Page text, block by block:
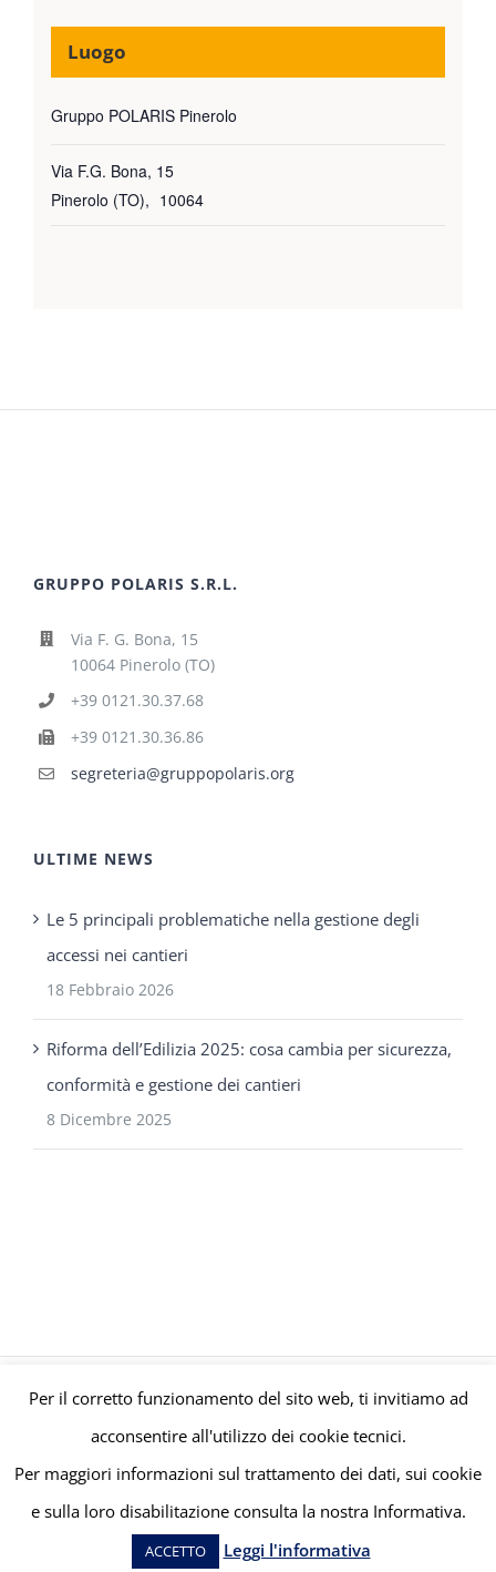
Luogo
Gruppo POLARIS Pinerolo
Via F.G. Bona, 15
Pinerolo (TO), 10064
GRUPPO POLARIS S.R.L.
Via F. G. Bona, 15
10064 Pinerolo (TO)
+39 0121.30.37.68
+39 0121.30.36.86
segreteria@gruppopolaris.org
ULTIME NEWS
Le 5 principali problematiche nella gestione degli
accessi nei cantieri
18 Febbraio 2026
Riforma dell’Edilizia 2025: cosa cambia per sicurezza,
conformità e gestione dei cantieri
8 Dicembre 2025
© Gruppo Polaris P.IVA C.F. Iscriz. CCIAA 08671820010 |Privacy e
Cookie Policy | Powered bymeltingmedia.it
FacebookLinkedInYouTube
Per il corretto funzionamento del sito web, ti invitiamo ad
acconsentire all'utilizzo dei cookie tecnici.
Per maggiori informazioni sul trattamento dei dati, sui cookie
e sulla loro disabilitazione consulta la nostra Informativa.
ACCETTO Leggi l'informativa